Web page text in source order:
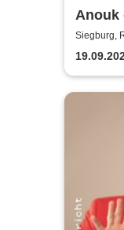
Anouk
Siegburg,